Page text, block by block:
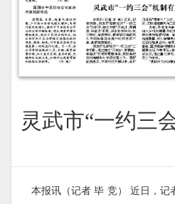
灵武市“一约三
本报讯（记者 毕 竞） 近日，记